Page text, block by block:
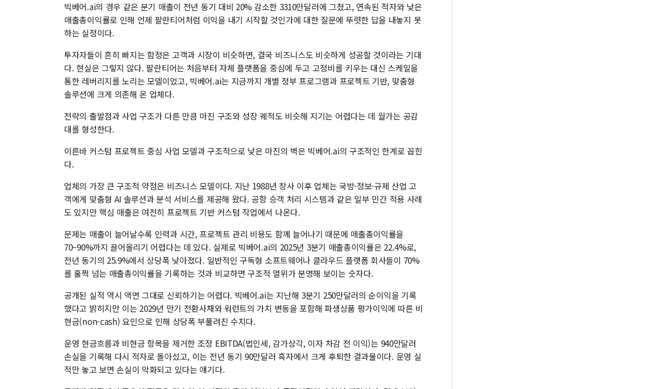
빅베어.ai의 경우 같은 분기 매출이 전년 동기 대비 20% 감소한 3310만달러에 그쳤고, 연속된 적자와 낮은
매출총이익률로 인해 언제 팔란티어처럼 이익을 내기 시작할 것인가에 대한 질문에 뚜렷한 답을 내놓지 못
하는 실정이다.
투자자들이 흔히 빠지는 함정은 고객과 시장이 비슷하면, 결국 비즈니스도 비슷하게 성공할 것이라는 기대
다. 현실은 그렇지 않다. 팔란티어는 처음부터 자체 플랫폼을 중심에 두고 고정비를 키우는 대신 스케일을
통한 레버리지를 노리는 모델이었고, 빅베어.ai는 지금까지 개별 정부 프로그램과 프로젝트 기반, 맞춤형
솔루션에 크게 의존해 온 업체다.
전략의 출발점과 사업 구조가 다른 만큼 마진 구조와 성장 궤적도 비슷해 지기는 어렵다는 데 월가는 공감
대를 형성한다.
이른바 커스텀 프로젝트 중심 사업 모델과 구조적으로 낮은 마진의 벽은 빅베어.ai의 구조적인 한계로 꼽힌
다.
업체의 가장 큰 구조적 약점은 비즈니스 모델이다. 지난 1988년 창사 이후 업체는 국방·정보·규제 산업 고
객에게 맞춤형 AI 솔루션과 분석 서비스를 제공해 왔다. 공항 승객 처리 시스템과 같은 일부 민간 적용 사례
도 있지만 핵심 매출은 여전히 프로젝트 기반 커스텀 작업에서 나온다.
문제는 매출이 늘어날수록 인력과 시간, 프로젝트 관리 비용도 함께 늘어나기 때문에 매출총이익률을
70~90%까지 끌어올리기 어렵다는 데 있다. 실제로 빅베어.ai의 2025년 3분기 매출총이익률은 22.4%로,
전년 동기의 25.9%에서 상당폭 낮아졌다. 일반적인 구독형 소프트웨어나 클라우드 플랫폼 회사들이 70%
를 훌쩍 넘는 매출총이익률을 기록하는 것과 비교하면 구조적 열위가 분명해 보이는 숫자다.
공개된 실적 역시 액면 그대로 신뢰하기는 어렵다. 빅베어.ai는 지난해 3분기 250만달러의 순이익을 기록
했다고 밝히지만 이는 2029년 만기 전환사채와 워런트의 가치 변동을 포함해 파생상품 평가이익에 따른 비
현금(non-cash) 요인으로 인해 상당폭 부풀려진 수치다.
운영 현금흐름과 비현금 항목을 제거한 조정 EBITDA(법인세, 감가상각, 이자 차감 전 이익)는 940만달러
손실을 기록해 다시 적자로 돌아섰고, 이는 전년 동기 90만달러 흑자에서 크게 후퇴한 결과물이다. 운영 실
적만 놓고 보면 손실이 악화되고 있다는 얘기다.